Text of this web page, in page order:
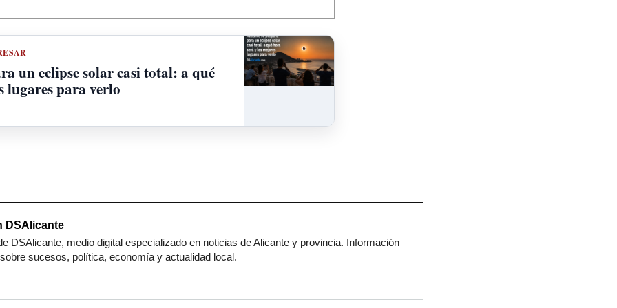
un eclipse solar casi total: a qué
lugares para verlo
DSAlicante
DSAlicante, medio digital especializado en noticias de Alicante y provincia. Información
sucesos, política, economía y actualidad local.